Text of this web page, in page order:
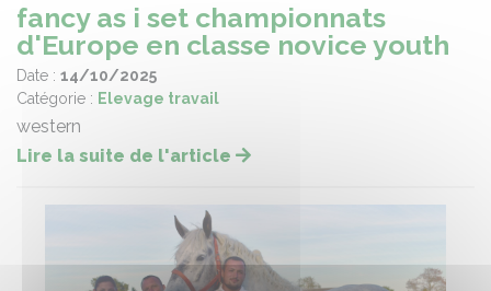
fancy as i set championnats
d'Europe en classe novice youth
Date : 14/10/2025
Catégorie : Elevage travail
western
Lire la suite de l'article